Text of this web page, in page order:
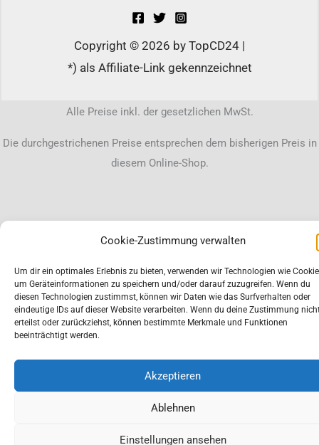
Cookie-Zustimmung verwalten
Um dir ein optimales Erlebnis zu bieten, verwenden wir Technologien wie
um Geräteinformationen zu speichern und/oder darauf zuzugreifen. Wenn du
diesen Technologien zustimmst, können wir Daten wie das Surfverhalten oder
eindeutige IDs auf dieser Website verarbeiten. Wenn du deine Zustimmung
erteilst oder zurückziehst, können bestimmte Merkmale und Funktionen
beeinträchtigt werden.
Akzeptieren
Ablehnen
Einstellungen ansehen
Copyright © 2026 by TopCD24 |
*) als Affiliate-Link gekennzeichnet
Alle Preise inkl. der gesetzlichen MwSt.
Die durchgestrichenen Preise entsprechen dem bisherigen Preis in
diesem Online-Shop.